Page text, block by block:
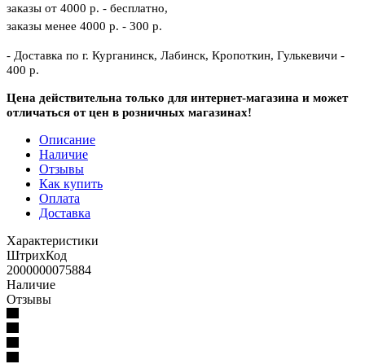
заказы от 4000 р. - бесплатно,
заказы менее 4000 р. - 300 р.
- Доставка по г. Курганинск, Лабинск, Кропоткин, Гулькевичи -
400 р.
Цена действительна только для интернет-магазина и может
отличаться от цен в розничных магазинах!
Описание
Наличие
Отзывы
Как купить
Оплата
Доставка
Характеристики
ШтрихКод
2000000075884
Наличие
Отзывы